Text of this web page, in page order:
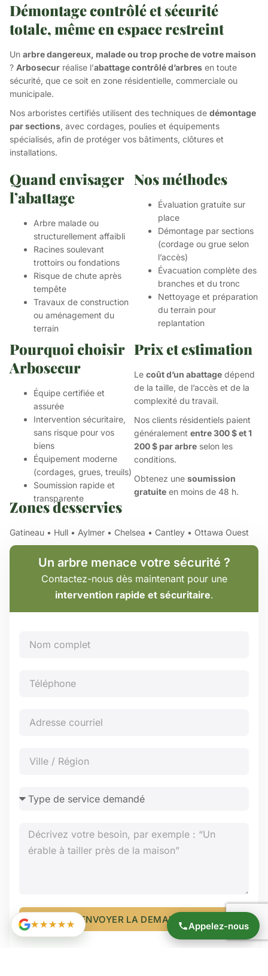
Démontage contrôlé et sécurité
totale, même en espace restreint
Un arbre dangereux, malade ou trop proche de votre maison
? Arbosecur réalise l’abattage contrôlé d’arbres en toute
sécurité, que ce soit en zone résidentielle, commerciale ou
municipale.
Nos arboristes certifiés utilisent des techniques de démontage
par sections, avec cordages, poulies et équipements
spécialisés, afin de protéger vos bâtiments, clôtures et
installations.
Quand envisager
l’abattage
Arbre malade ou
structurellement affaibli
Racines soulevant
trottoirs ou fondations
Risque de chute après
tempête
Travaux de construction
ou aménagement du
terrain
Nos méthodes
Évaluation gratuite sur
place
Démontage par sections
(cordage ou grue selon
l’accès)
Évacuation complète des
branches et du tronc
Nettoyage et préparation
du terrain pour
replantation
Pourquoi choisir
Arbosecur
Équipe certifiée et
assurée
Intervention sécuritaire,
sans risque pour vos
biens
Équipement moderne
(cordages, grues, treuils)
Soumission rapide et
transparente
Prix et estimation
Le coût d’un abattage dépend
de la taille, de l’accès et de la
complexité du travail.
Nos clients résidentiels paient
généralement entre 300 $ et 1
200 $ par arbre selon les
conditions.
Obtenez une soumission
gratuite en moins de 48 h.
Zones desservies
Gatineau • Hull • Aylmer • Chelsea • Cantley • Ottawa Ouest
Un arbre menace votre sécurité ?
Contactez-nous dès maintenant pour une
intervention rapide et sécuritaire.
ENVOYER LA DEMANDE
Appelez-nous
★★★★★